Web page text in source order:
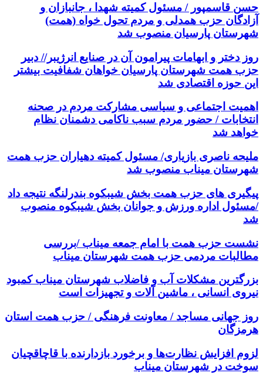
حسن قاسمپور / مسئول کمیته شهدا ، جانبازان و
آزادگان حزب همدلی و مردم تحول خواه (همت)
شهرستان پارسیان منصوب شد
روز دختر و ابهامات پیرامون آن در صنایع انرژیبر// دبیر
حزب همت شهرستان پارسیان خواهان شفافیت بیشتر
این حوزه اقتصادی شد
اهمیت اجتماعی و سیاسی مشارکت مردم در صحنه
انتخابات / حضور مردم سبب ناکامی دشمنان نظام
خواهد شد
ملیحه ناصری بازیاری/ مسئول کمیته دهیاران حزب همت
شهرستان میناب منصوب شد
پیگیری های حزب همت بخش شیبکوه بندرلنگه نتیجه داد
/مسئول اداره ورزش و جوانان بخش شیبکوه منصوب
شد
نشست حزب همت با امام جمعه میناب /بررسی
مطالبات مردمی حزب همت شهرستان میناب
بزرگترین مشکلات آب و فاضلاب شهرستان میناب کمبود
نیروی انسانی ، ماشین آلات و تجهیزات است
روز جهانی مساجد / معاونت فرهنگی / حزب همت استان
هرمزگان
لزوم افزایش نظارت‌ها و برخورد بازدارنده با قاچاقچیان
سوخت در شهرستان میناب